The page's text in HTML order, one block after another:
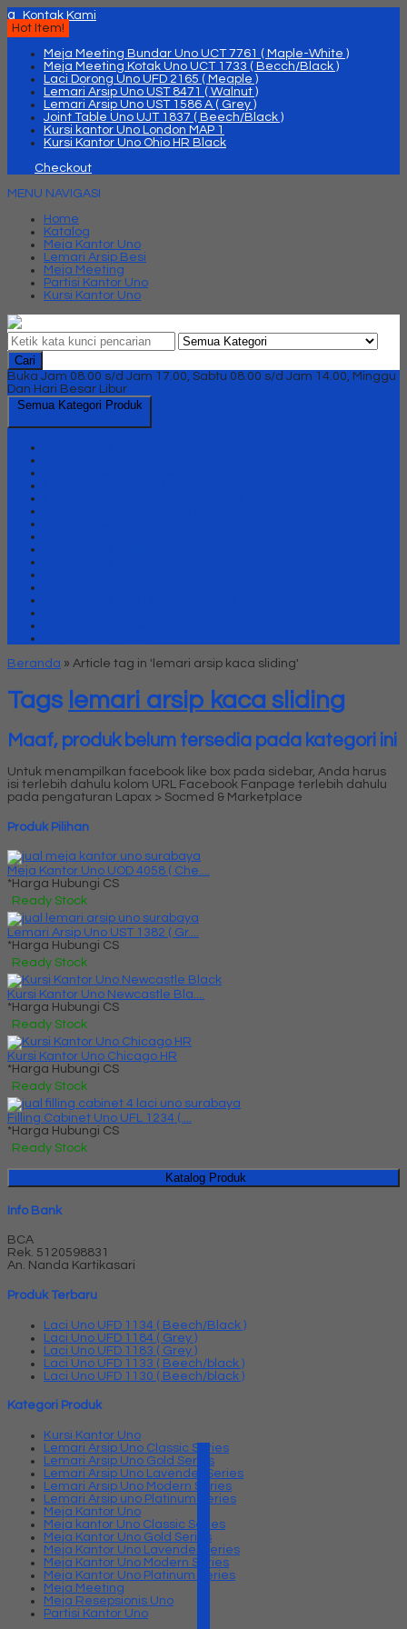
q
Kontak Kami
Hot Item!
Meja Meeting Bundar Uno UCT 7761 ( Maple-White )
Meja Meeting Kotak Uno UCT 1733 ( Becch/Black )
Laci Dorong Uno UFD 2165 ( Meaple )
Lemari Arsip Uno UST 8471 ( Walnut )
Lemari Arsip Uno UST 1586 A ( Grey )
Joint Table Uno UJT 1837 ( Beech/Black )
Kursi kantor Uno London MAP 1
Kursi Kantor Uno Ohio HR Black
Checkout
MENU NAVIGASI
Home
Katalog
Meja Kantor Uno
Lemari Arsip Besi
Meja Meeting
Partisi Kantor Uno
Kursi Kantor Uno
Cari
Buka Jam 08.00 s/d Jam 17.00, Sabtu 08.00 s/d Jam 14.00, Minggu
Dan Hari Besar Libur
Semua Kategori Produk
Beranda » Article tag in 'lemari arsip kaca sliding'
Tags lemari arsip kaca sliding
Maaf, produk belum tersedia pada kategori ini
Untuk menampilkan facebook like box pada sidebar, Anda harus
isi terlebih dahulu kolom URL Facebook Fanpage terlebih dahulu
pada pengaturan Lapax > Socmed & Marketplace
Produk Pilihan
Meja Kantor Uno UOD 4058 ( Che....
*Harga Hubungi CS
Ready Stock
Lemari Arsip Uno UST 1382 ( Gr....
*Harga Hubungi CS
Ready Stock
Kursi Kantor Uno Newcastle Bla....
*Harga Hubungi CS
Ready Stock
Kursi Kantor Uno Chicago HR
*Harga Hubungi CS
Ready Stock
Filling Cabinet Uno UFL 1234 (....
*Harga Hubungi CS
Ready Stock
Katalog Produk
Info Bank
BCA
Rek. 5120598831
An. Nanda Kartikasari
Produk Terbaru
Laci Uno UFD 1134 ( Beech/Black )
Laci Uno UFD 1184 ( Grey )
Laci Uno UFD 1183 ( Grey )
Laci Uno UFD 1133 ( Beech/black )
Laci Uno UFD 1130 ( Beech/black )
Kategori Produk
Kursi Kantor Uno
Lemari Arsip Uno Classic Series
Lemari Arsip Uno Gold Series
Lemari Arsip Uno Lavender Series
Lemari Arsip Uno Modern Series
Lemari Arsip uno Platinum Series
Meja Kantor Uno
Meja kantor Uno Classic Series
Meja Kantor Uno Gold Series
Meja Kantor Uno Lavender series
Meja Kantor Uno Modern Series
Meja Kantor Uno Platinum Series
Meja Meeting
Meja Resepsionis Uno
Partisi Kantor Uno